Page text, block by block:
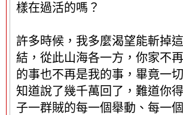
樣在過活的嗎？
許多時候，我多麼渴望能斬掉
結，從此山海各一方，你家不
的事也不再是我的事，畢竟一
知道說了幾千萬回了，難道你
子一群賊的每一個舉動、每一